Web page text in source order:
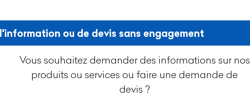
ou de devis sans engagement
Vous souhaitez demander des informations sur nos
produits ou services ou faire une demande de
devis ?